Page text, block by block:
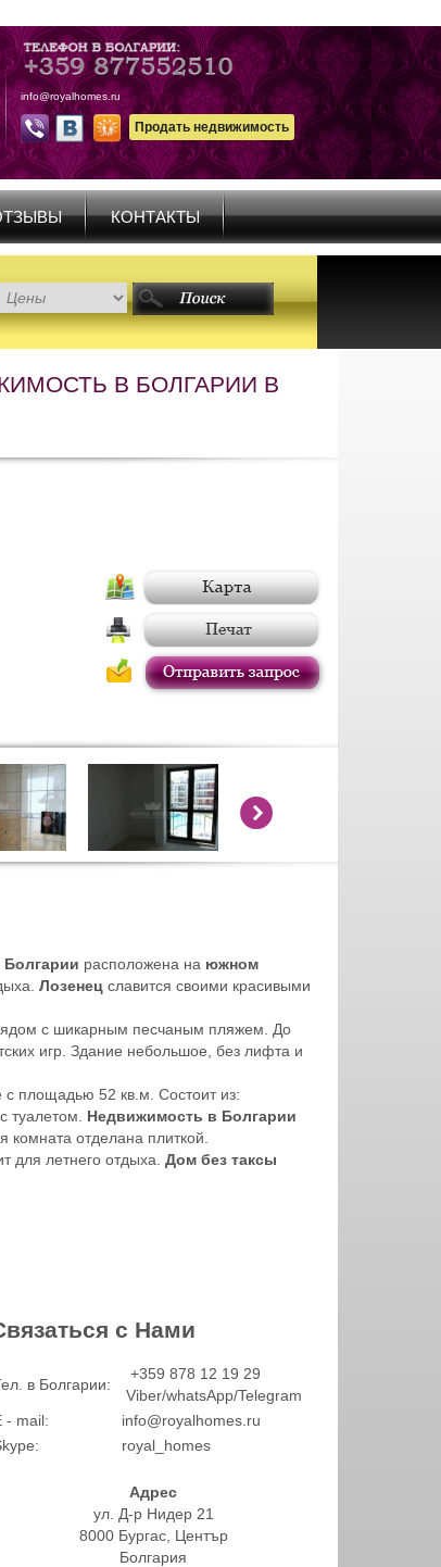
info@royalhomes.ru
Продать недвижимость
КОНТАКТЫ
В БОЛГАРИИ В
Болгарии расположена на южном
Лозенец славится своими красивыми
с шикарным песчаным пляжем. До
игр. Здание небольшое, без лифта и
с площадью 52 кв.м. Состоит из:
туалетом.
Недвижимость в Болгарии
комната отделана плиткой.
для летнего отдыха. Дом без таксы
с Нами
в Болгарии:
+359 878 12 19 29
Viber/whatsApp/Telegram
- mail:
info@royalhomes.ru
royal_homes
Адрес
ул. Д-р Нидер 21
8000 Бургас, Център
Болгария